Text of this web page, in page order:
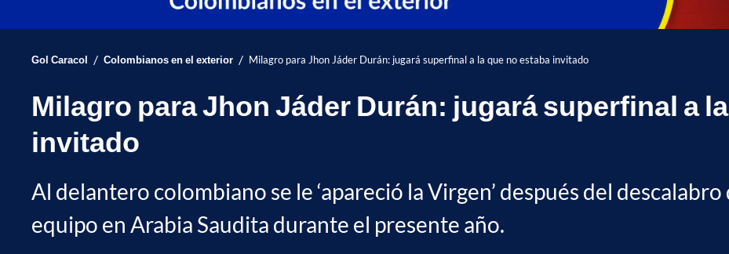
Gol Caracol / Colombianos en el exterior / Milagro para Jhon Jáder Durán: jugará superfinal a la que no estaba invitado
Milagro para Jhon Jáder Durán: jugará superfinal a
invitado
Al delantero colombiano se le ‘apareció la Virgen’ después del
equipo en Arabia Saudita durante el presente año.